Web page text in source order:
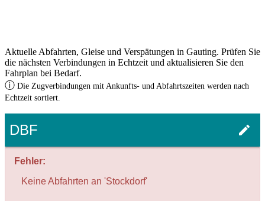
Aktuelle Abfahrten, Gleise und Verspätungen in Gauting. Prüfen Sie
die nächsten Verbindungen in Echtzeit und aktualisieren Sie den
Fahrplan bei Bedarf.
ⓘ Die Zugverbindungen mit Ankunfts- und Abfahrtszeiten werden nach
Echtzeit sortiert.